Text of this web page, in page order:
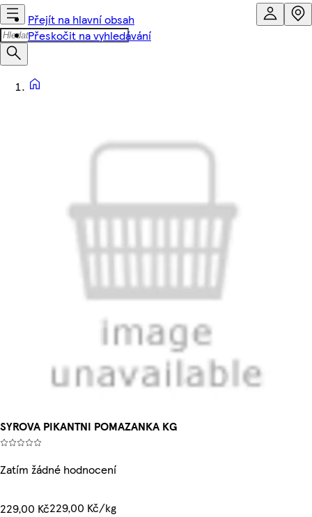
Přejít na hlavní obsah
Přeskočit na vyhledávání
SYROVA PIKANTNI POMAZANKA KG
Zatím žádné hodnocení
229,00 Kč229,00 Kč/kg